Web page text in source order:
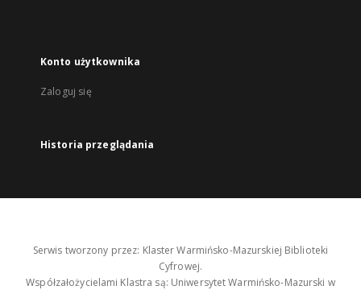
Konto użytkownika
Zaloguj się
Historia przeglądania
Serwis tworzony przez: Klaster Warmińsko-Mazurskiej Biblioteki
Cyfrowej.
Współzałożycielami Klastra są: Uniwersytet Warmińsko-Mazurski w